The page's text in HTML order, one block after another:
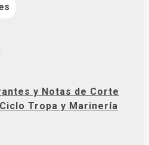
y Notas de Corte
Tropa y Marinería